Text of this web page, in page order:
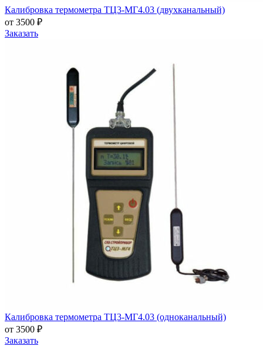
Калибровка термометра ТЦ3-МГ4.03 (двухканальный)
от 3500 ₽
Заказать
Калибровка термометра ТЦ3-МГ4.03 (одноканальный)
от 3500 ₽
Заказать